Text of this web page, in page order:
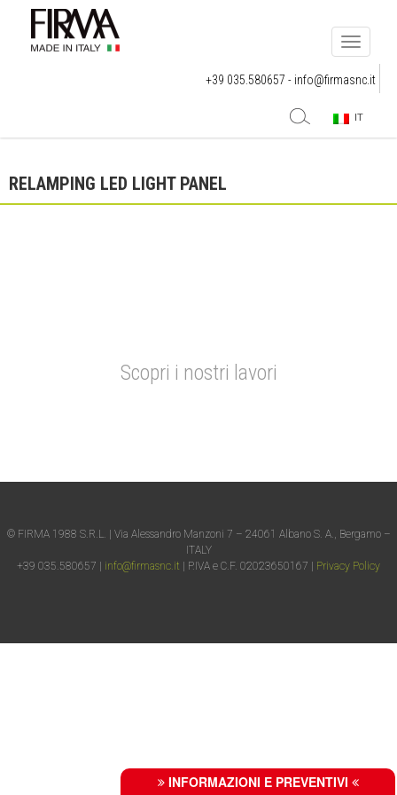
INFORMAZIONI E PREVENTIVI
+39 035.580657 - info@firmasnc.it
IT
Toggle
RELAMPING LED LIGHT PANEL
Scopri i nostri lavori
© FIRMA 1988 S.R.L. | Via Alessandro Manzoni 7 – 24061 Albano S. A., Bergamo –
ITALY
+39 035.580657 | info@firmasnc.it | P.IVA e C.F. 02023650167 | Privacy Policy